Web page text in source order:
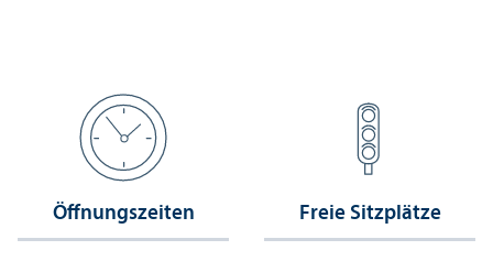
Öffnungs­zeiten Freie Sitzplätze